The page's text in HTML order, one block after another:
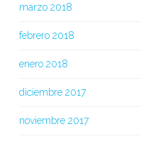
marzo 2018
febrero 2018
enero 2018
diciembre 2017
noviembre 2017